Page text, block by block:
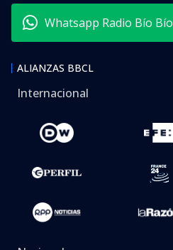
Whatsapp Radio Bío Bío
ALIANZAS BBCL
Internacional